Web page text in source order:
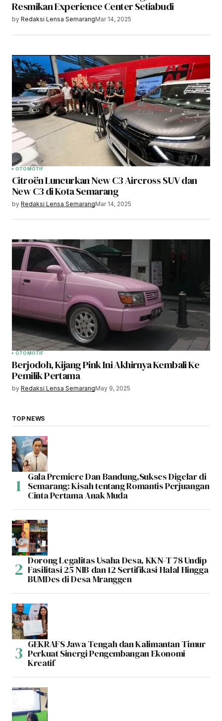
Resmikan Experience Center Setiabudi
by Redaksi Lensa SemarangMar 14, 2025
OTOMOTIF
Citroën Luncurkan New C3 Aircross SUV dan
New C3 di Kota Semarang
by Redaksi Lensa SemarangMar 14, 2025
OTOMOTIF
Berjodoh, Kijang Pink Ini Akhirnya Kembali Ke
Pemilik Pertama
by Redaksi Lensa SemarangMay 9, 2025
TOP NEWS
Gala Premiere Dan Bandung,Sukses Digelar di
Semarang: Kisah tentang Romantis Perjuangan
Cinta Pertama Anak Muda
Dorong Legalitas Usaha Desa, KKN-T 78 Undip
Fasilitasi 25 NIB dan 12 Sertifikasi Halal Hingga
BUMDes di Desa Mranggen
GEKRAFS Jawa Tengah dan Kalimantan Timur
Perkuat Sinergi Pengembangan Ekonomi
Kreatif